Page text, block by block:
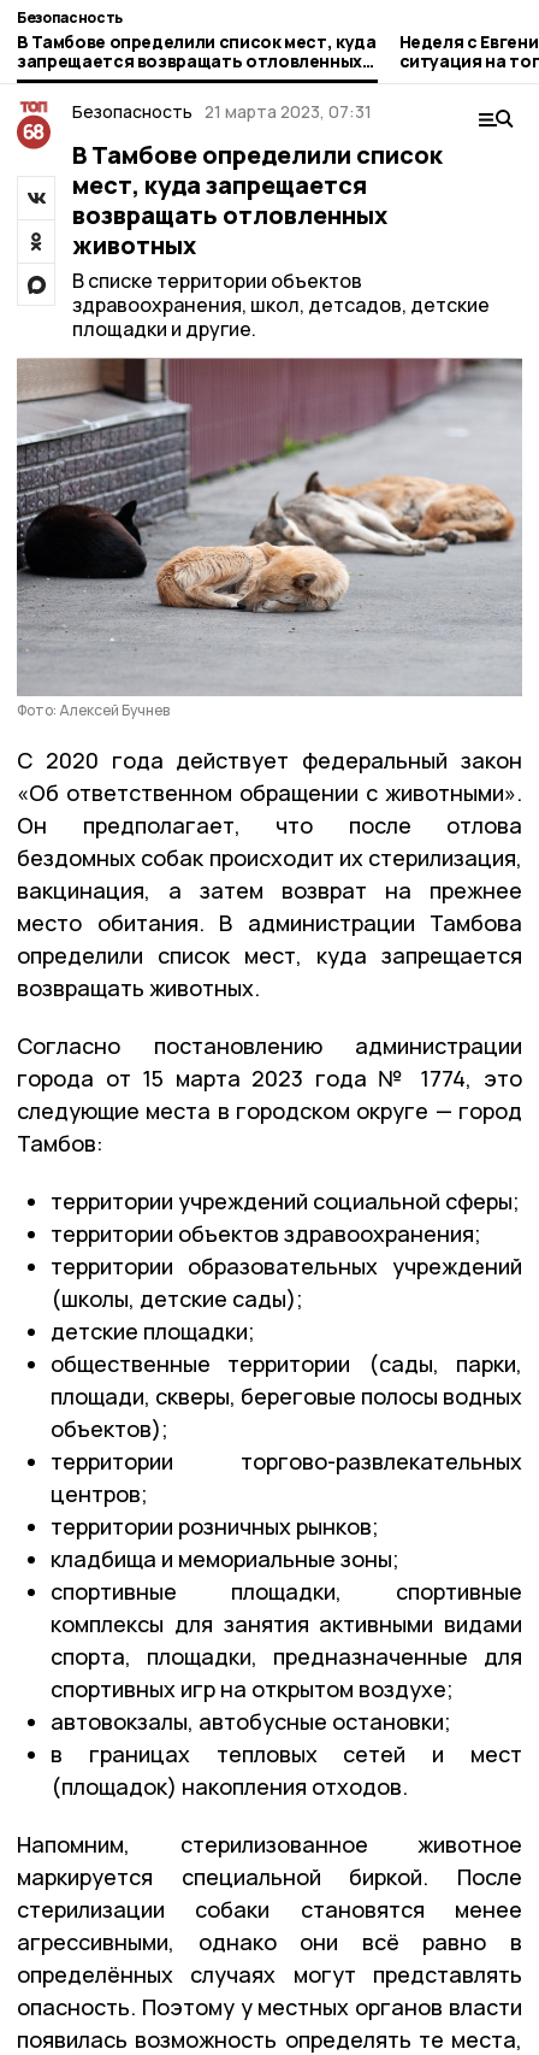
Безопасность
В Тамбове определили список мест, куда
запрещается возвращать отловленных
животных
Неделя с
ситуация на
городе и
Безопасность 21 марта 2023, 07:31
В Тамбове определили список
мест, куда запрещается
возвращать отловленных
животных
В списке территории объектов
здравоохранения, школ, детсадов, детские
площадки и другие.
Фото: Алексей Бучнев
С 2020 года действует федеральный закон
«Об ответственном обращении с животными».
Он предполагает, что после отлова
бездомных собак происходит их стерилизация,
вакцинация, а затем возврат на прежнее
место обитания. В администрации Тамбова
определили список мест, куда запрещается
возвращать животных.
Согласно постановлению администрации
города от 15 марта 2023 года № 1774, это
следующие места в городском округе — город
Тамбов:
территории учреждений социальной сферы;
территории объектов здравоохранения;
территории образовательных учреждений
(школы, детские сады);
детские площадки;
общественные территории (сады, парки,
площади, скверы, береговые полосы водных
объектов);
территории торгово-развлекательных
центров;
территории розничных рынков;
кладбища и мемориальные зоны;
спортивные площадки, спортивные
комплексы для занятия активными видами
спорта, площадки, предназначенные для
спортивных игр на открытом воздухе;
автовокзалы, автобусные остановки;
в границах тепловых сетей и мест
(площадок) накопления отходов.
Напомним, стерилизованное животное
маркируется специальной биркой. После
стерилизации собаки становятся менее
агрессивными, однако они всё равно в
определённых случаях могут представлять
опасность. Поэтому у местных органов власти
появилась возможность определять те места,